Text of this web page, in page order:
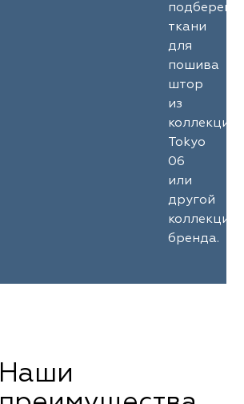
подберем
ткани
для
пошива
штор
из
Tokyo
06
или
другой
коллекции
бренда.
Наши